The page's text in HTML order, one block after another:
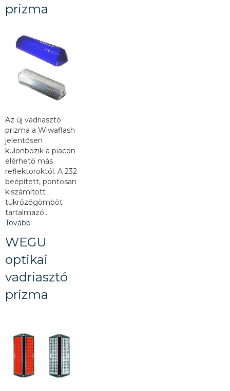
prizma
Az új vadriasztó
prizma a Wiwaflash
jelentősen
különbözik a piacon
elérhető más
reflektoroktól. A 232
beépített, pontosan
kiszámított
tükrözőgömböt
tartalmazó…
Tovább
WEGU
optikai
vadriasztó
prizma